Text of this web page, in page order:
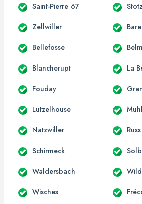
Saint-Pierre 67
Zellwiller
Bellefosse
Blancherupt La
Fouday
Lutzelhouse
Natzwiller Russ
Schirmeck
Waldersbach
Wisches